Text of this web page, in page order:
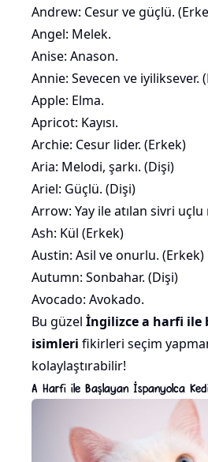
Andrew: Cesur ve güçlü.
Angel: Melek.
Anise: Anason.
Annie: Sevecen ve iyiliksever.
Apple: Elma.
Apricot: Kayısı.
Archie: Cesur lider. (Erkek)
Aria: Melodi, şarkı. (Dişi)
Ariel: Güçlü. (Dişi)
Arrow: Yay ile atılan sivri uçlu
Ash: Kül (Erkek)
Austin: Asil ve onurlu. (Erkek)
Autumn: Sonbahar. (Dişi)
Avocado: Avokado.
Bu güzel İngilizcea harfi ile
isimleri fikirleri seçim
kolaylaştırabilir!
A Harfi ile Başlayan İspanyolca